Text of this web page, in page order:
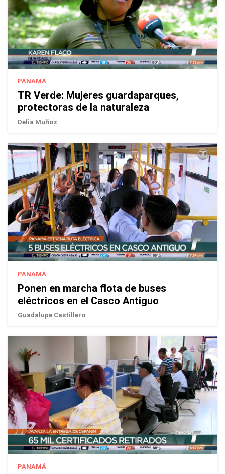
PANAMÁ
TR Verde: Mujeres guardaparques,
protectoras de la naturaleza
Delia Muñoz
PANAMÁ
Ponen en marcha flota de buses
eléctricos en el Casco Antiguo
Guadalupe Castillero
PANAMÁ